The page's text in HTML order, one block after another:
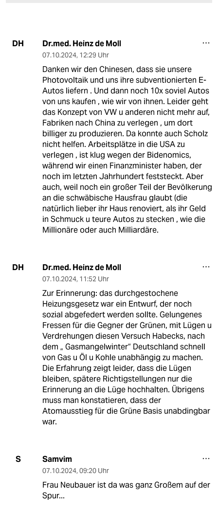
DH Dr.med. Heinz de Moll
07.10.2024, 12:29 Uhr
Danken wir den Chinesen, dass sie unsere
Photovoltaik und uns ihre subventionierten E-
Autos liefern . Und dann noch 10x soviel Autos
von uns kaufen , wie wir von ihnen. Leider geht
das Konzept von VW u anderen nicht mehr auf,
Fabriken nach China zu verlegen , um dort
billiger zu produzieren. Da konnte auch Scholz
nicht helfen. Arbeitsplätze in die USA zu
verlegen , ist klug wegen der Bidenomics,
während wir einen Finanzminister haben, der
noch im letzten Jahrhundert feststeckt. Aber
auch, weil noch ein großer Teil der Bevölkerung
an die schwäbische Hausfrau glaubt (die
natürlich lieber ihr Haus renoviert, als ihr Geld
in Schmuck u teure Autos zu stecken , wie die
Millionäre oder auch Milliardäre.
DH Dr.med. Heinz de Moll
07.10.2024, 11:52 Uhr
Zur Erinnerung: das durchgestochene
Heizungsgesetz war ein Entwurf, der noch
sozial abgefedert werden sollte. Gelungenes
Fressen für die Gegner der Grünen, mit Lügen u
Verdrehungen diesen Versuch Habecks, nach
dem „ Gasmangelwinter“ Deutschland schnell
von Gas u Öl u Kohle unabhängig zu machen.
Die Erfahrung zeigt leider, dass die Lügen
bleiben, spätere Richtigstellungen nur die
Erinnerung an die Lüge hochhalten. Übrigens
muss man konstatieren, dass der
Atomausstieg für die Grüne Basis unabdingbar
war.
S Samvim
07.10.2024, 09:20 Uhr
Frau Neubauer ist da was ganz Großem auf der
Spur...